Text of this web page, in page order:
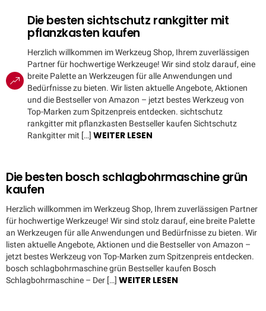
Die besten sichtschutz rankgitter mit
pflanzkasten kaufen
Herzlich willkommen im Werkzeug Shop, Ihrem zuverlässigen
Partner für hochwertige Werkzeuge! Wir sind stolz darauf, eine
breite Palette an Werkzeugen für alle Anwendungen und
Bedürfnisse zu bieten. Wir listen aktuelle Angebote, Aktionen
und die Bestseller von Amazon – jetzt bestes Werkzeug von
Top-Marken zum Spitzenpreis entdecken. sichtschutz
rankgitter mit pflanzkasten Bestseller kaufen Sichtschutz
Rankgitter mit […] WEITER LESEN
Die besten bosch schlagbohrmaschine grün
kaufen
Herzlich willkommen im Werkzeug Shop, Ihrem zuverlässigen Partner
für hochwertige Werkzeuge! Wir sind stolz darauf, eine breite Palette
an Werkzeugen für alle Anwendungen und Bedürfnisse zu bieten. Wir
listen aktuelle Angebote, Aktionen und die Bestseller von Amazon –
jetzt bestes Werkzeug von Top-Marken zum Spitzenpreis entdecken.
bosch schlagbohrmaschine grün Bestseller kaufen Bosch
Schlagbohrmaschine – Der […] WEITER LESEN